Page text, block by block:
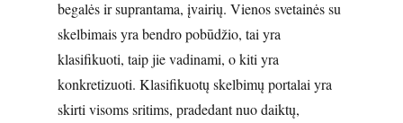
begalės ir suprantama, įvairių. Vienos svetainės su
skelbimais yra bendro pobūdžio, tai yra
klasifikuoti, taip jie vadinami, o kiti yra
konkretizuoti. Klasifikuotų skelbimų portalai yra
skirti visoms sritims, pradedant nuo daiktų,